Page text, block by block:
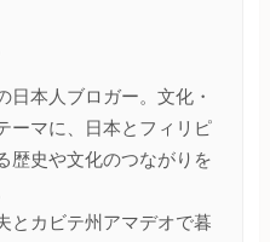
日本人ブロガー。文化・
ーマに、日本とフィリピ
歴史や文化のつながりを
とカビテ州アマデオで暮